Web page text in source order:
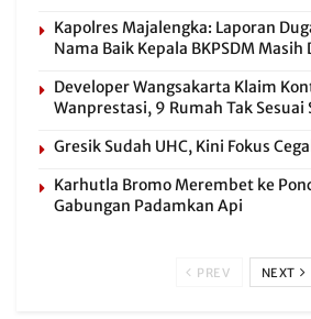
Kapolres Majalengka: Laporan
Nama Baik Kepala BKPSDM Masih
Developer Wangsakarta Klaim
Wanprestasi, 9 Rumah Tak Sesuai
Gresik Sudah UHC, Kini Fokus
Karhutla Bromo Merembet ke
Gabungan Padamkan Api
PREV NEXT